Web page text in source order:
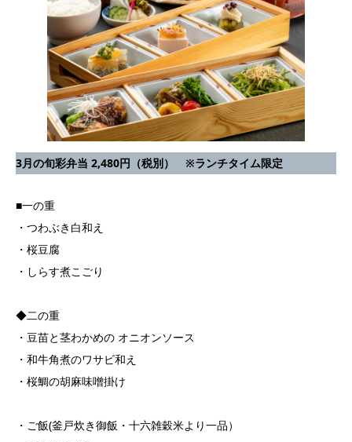
3月の旬彩弁当 2,480円（税別） ※ランチタイム限定
■一の重
・つわぶき白和え
・桜豆腐
・しらす煮こごり
◆二の重
・豆苗と茎わかめの オニオンソース
・和牛角煮のワサビ和え
・桜鯛の胡麻味噌掛け
・ご飯(釜戸炊き御飯・十六雑穀米より一品）